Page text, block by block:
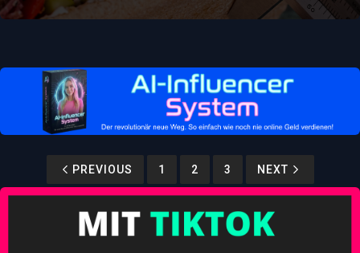
PREVIOUS 1 2 3 NEXT